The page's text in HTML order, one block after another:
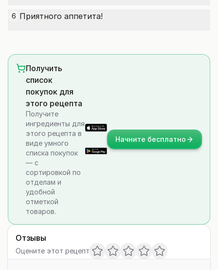
6 Приятного аппетита!
Получить
список
покупок для
этого рецепта
Получите
ингредиенты для
этого рецепта в
виде умного
списка покупок
— с
сортировкой по
отделам и
удобной
отметкой
товаров.
Начните бесплатно
Отзывы
Оцените этот рецепт